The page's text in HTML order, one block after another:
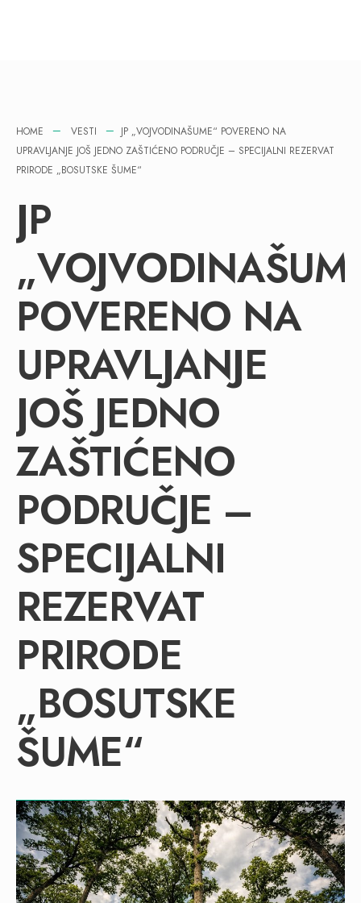
HOME VESTI
JP „VOJVODINAŠUME“ POVERENO NA
UPRAVLJANJE JOŠ JEDNO ZAŠTIĆENO PODRUČJE – SPECIJALNI REZERVAT
PRIRODE „BOSUTSKE ŠUME“
JP
POVERENO NA
UPRAVLJANJE
JOŠ JEDNO
ZAŠTIĆENO
PODRUČJE –
SPECIJALNI
REZERVAT
PRIRODE
„BOSUTSKE
ŠUME“